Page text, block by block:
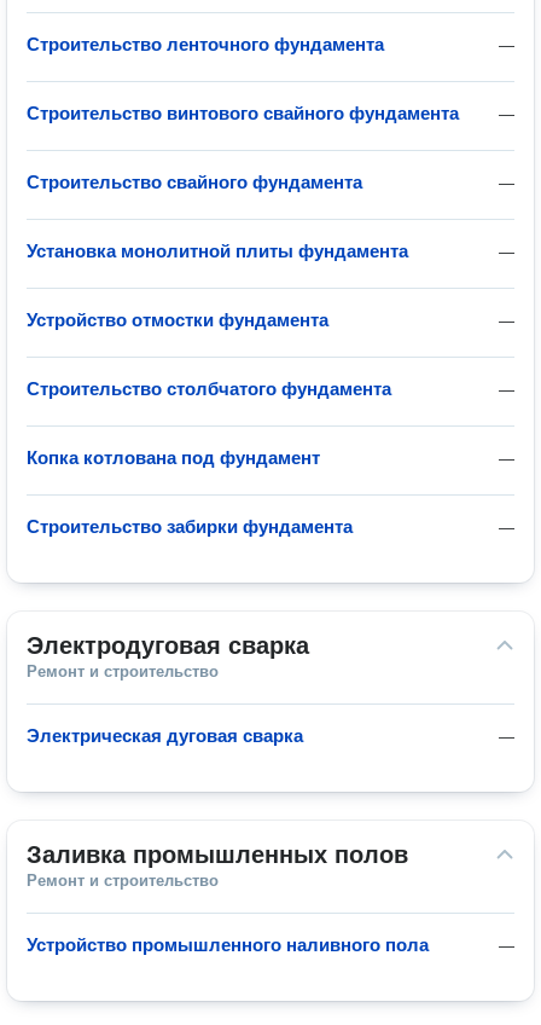
—
Строительство ленточного фундамента
—
Строительство винтового свайного фундамента
—
Строительство свайного фундамента
—
Установка монолитной плиты фундамента
—
Устройство отмостки фундамента
—
Строительство столбчатого фундамента
—
Копка котлована под фундамент
—
Строительство забирки фундамента
Электродуговая сварка
Ремонт и строительство
—
Электрическая дуговая сварка
Заливка промышленных полов
Ремонт и строительство
—
Устройство промышленного наливного пола